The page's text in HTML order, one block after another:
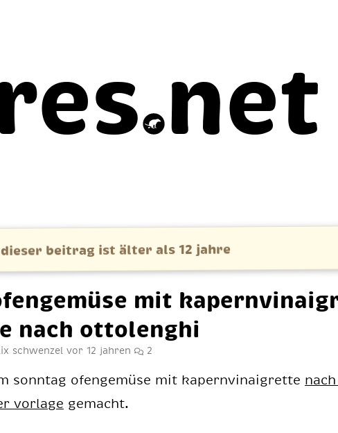
net
dieser beitrag ist älter als 12 jahre
mit
nach ot­to­lenghi
schwenzel vor 12 jahren 2
sonn­tag ofen­ge­mü­se mit ka­pern­vin­ai­gret­te
vor­la­ge ge­macht.